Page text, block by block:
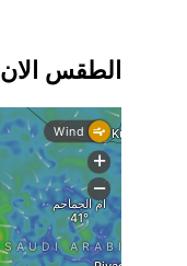
الطقس الان